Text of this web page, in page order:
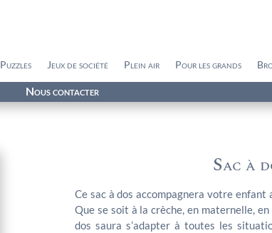
Puzzles Jeux de société Plein air Pour les grands
Nous contacter
Sac à
Ce sac à dos accompagnera votre
Que se soit à la crèche, en maternelle,
dos saura s’adapter à toutes les